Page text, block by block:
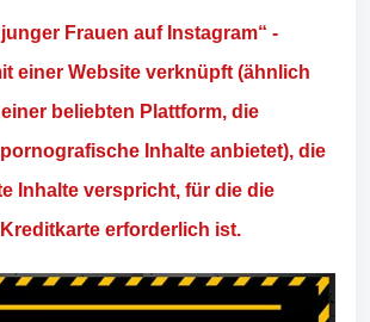
Frauen auf Instagram“ -
einer Website verknüpft (ähnlich
beliebten Plattform, die
Inhalte anbietet), die
Inhalte verspricht, für die die
erforderlich ist.